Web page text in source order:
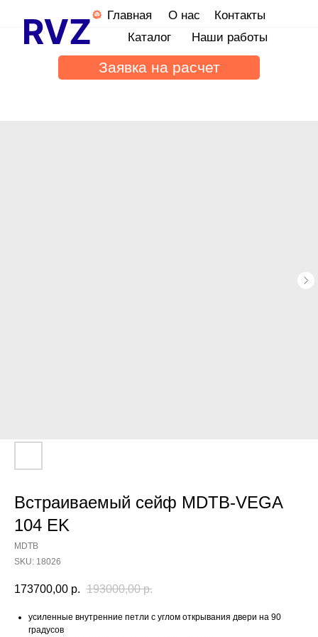
Главная
О нас
Наши работы
Каталог
Контакты
Заявка на расчет
Встраиваемый сейф MDTB-VEGA
104 EK
MDTB
SKU: 18026
173700,00 р. 193000,00 р.
усиленные внутренние петли с углом открывания двери на 90
градусов